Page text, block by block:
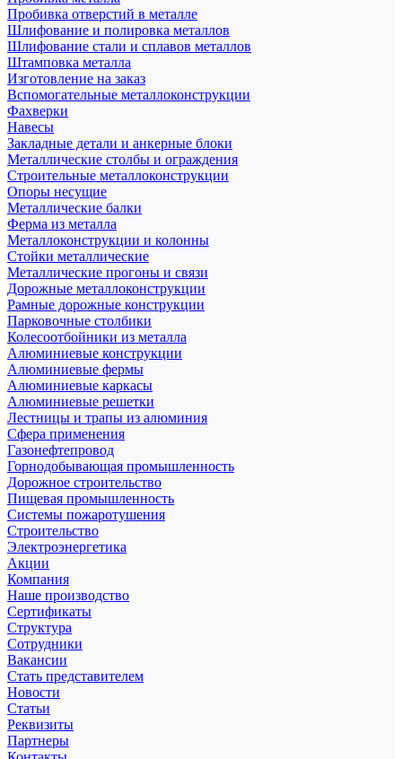
Пробивка отверстий в металле
Шлифование и полировка металлов
Шлифование стали и сплавов металлов
Штамповка металла
Изготовление на заказ
Вспомогательные металлоконструкции
Фахверки
Навесы
Закладные детали и анкерные блоки
Металлические столбы и ограждения
Строительные металлоконструкции
Опоры несущие
Металлические балки
Ферма из металла
Металлоконструкции и колонны
Стойки металлические
Металлические прогоны и связи
Дорожные металлоконструкции
Рамные дорожные конструкции
Парковочные столбики
Колесоотбойники из металла
Алюминиевые конструкции
Алюминиевые фермы
Алюминиевые каркасы
Алюминиевые решетки
Лестницы и трапы из алюминия
Сфера применения
Газонефтепровод
Горнодобывающая промышленность
Дорожное строительство
Пищевая промышленность
Системы пожаротушения
Строительство
Электроэнергетика
Акции
Компания
Наше производство
Сертификаты
Структура
Сотрудники
Вакансии
Стать представителем
Новости
Статьи
Реквизиты
Партнеры